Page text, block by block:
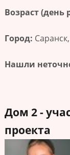
Возраст (день
Город:
Нашли
Дом 2 -
проекта